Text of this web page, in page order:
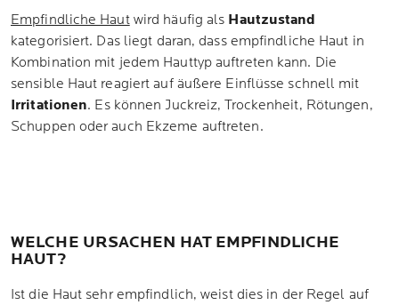
Empfindliche Hautwird häufig als Hautzustand
kategorisiert. Das liegt daran, dass empfindliche Haut in
Kombination mit jedem Hauttyp auftreten kann. Die
sensible Haut reagiert auf äußere Einflüsse schnell mit
Irritationen. Es können Juckreiz, Trockenheit, Rötungen,
Schuppen oder auch Ekzeme auftreten.
WELCHE URSACHEN HAT EMPFINDLICHE
HAUT?
Ist die Haut sehr empfindlich, weist dies in der Regel auf